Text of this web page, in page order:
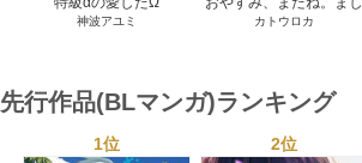
神波アユミ
ろくん。【電子限定漫画
カトウロカ
先行作品(BLマンガ)ランキング
1位 2位